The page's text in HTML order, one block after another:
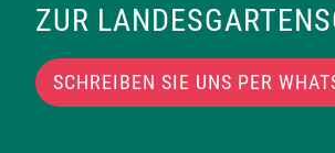
ZUR
SCHREIBEN SIE UNS PER